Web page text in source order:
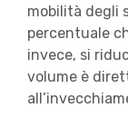
mobilità degli
percentuale
invece, si
volume è